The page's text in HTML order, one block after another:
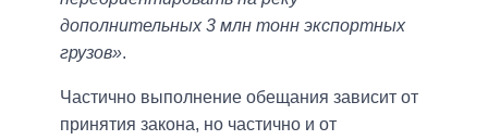
дополнительных 3 млн тонн экспортных
грузов».
Частично выполнение обещания зависит от
принятия закона, но частично и от